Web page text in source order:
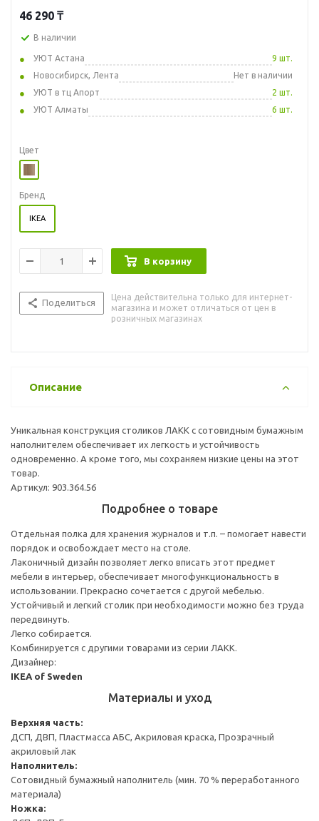
46 290 ₸
В наличии
УЮТ Астана
9 шт.
Новосибирск, Лента
Нет в наличии
УЮТ в тц Апорт
2 шт.
УЮТ Алматы
6 шт.
Цвет
Бренд
IKEA
В корзину
Поделиться
Цена действительна только для интернет-
магазина и может отличаться от цен в
розничных магазинах
Описание
Уникальная конструкция столиков ЛАКК с сотовидным бумажным
наполнителем обеспечивает их легкость и устойчивость
одновременно. А кроме того, мы сохраняем низкие цены на этот
товар.
Артикул: 903.364.56
Подробнее о товаре
Отдельная полка для хранения журналов и т.п. – помогает навести
порядок и освобождает место на столе.
Лаконичный дизайн позволяет легко вписать этот предмет
мебели в интерьер, обеспечивает многофункциональность в
использовании. Прекрасно сочетается с другой мебелью.
Устойчивый и легкий столик при необходимости можно без труда
передвинуть.
Легко собирается.
Комбинируется с другими товарами из серии ЛАКК.
Дизайнер:
IKEA of Sweden
Материалы и уход
Верхняя часть:
ДСП, ДВП, Пластмасса АБС, Акриловая краска, Прозрачный
акриловый лак
Наполнитель:
Сотовидный бумажный наполнитель (мин. 70 % переработанного
материала)
Ножка: